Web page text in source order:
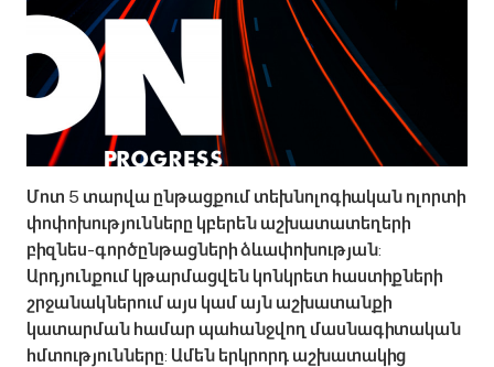
Մոտ 5 տարվա ընթացքում տեխնոլոգիական ոլորտի
փոփոխությունները կբերեն աշխատատեղերի
բիզնես-գործընթացների ձևափոխության:
Արդյունքում կթարմացվեն կոնկրետ հաստիքների
շրջանակներում այս կամ այն աշխատանքի
կատարման համար պահանջվող մասնագիտական
հմտությունները: Ամեն երկրորդ աշխատակից